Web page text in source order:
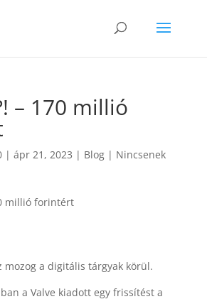
– 170 millió
| ápr 21, 2023 | Blog| Nincsenek
mozog a digitális tárgyak körül.
a Valve kiadott egy frissítést a